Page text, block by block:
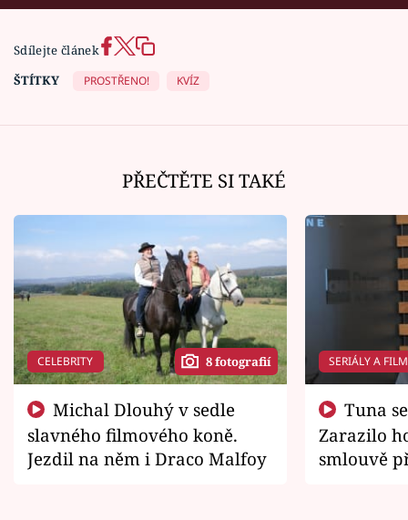
Sdílejte článek
ŠTÍTKY
PROSTŘENO! KVÍZ
PŘEČTĚTE SI TAKÉ
CELEBRITY 8 fotografií
slavného filmového koně.
Jezdil na něm i Draco Malfoy
SERIÁLY A
Zarazilo
smlouvě